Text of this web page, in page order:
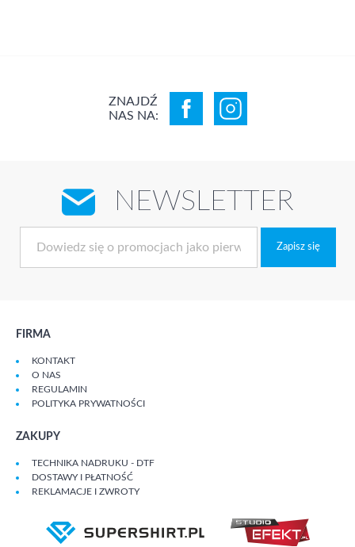
ZNAJDŹ
NAS NA:
NEWSLETTER
Zapisz się
FIRMA
KONTAKT
O NAS
REGULAMIN
POLITYKA PRYWATNOŚCI
ZAKUPY
TECHNIKA NADRUKU - DTF
DOSTAWY I PŁATNOŚĆ
REKLAMACJE I ZWROTY